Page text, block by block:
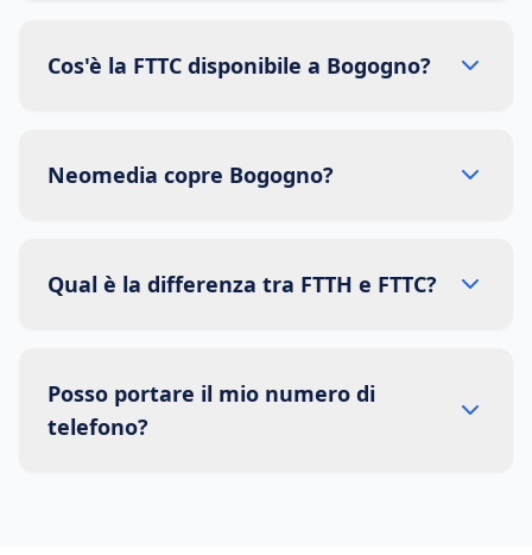
Cos'è la FTTC disponibile a Bogogno?
Neomedia copre Bogogno?
Qual è la differenza tra FTTH e FTTC?
Posso portare il mio numero di
telefono?